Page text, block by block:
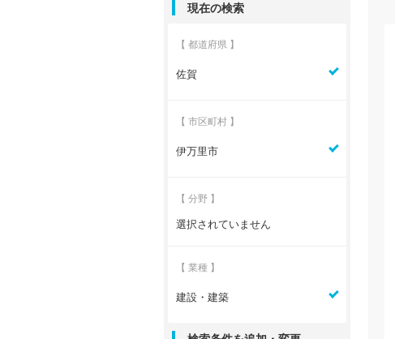
現在の検索
【 都道府県 】
佐賀
【 市区町村 】
伊万里市
【 分野 】
選択されていません
【 業種 】
建設・建築